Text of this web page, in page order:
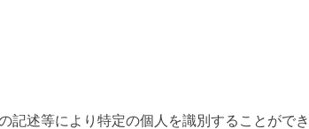
記述等により特定の個人を識別することがで